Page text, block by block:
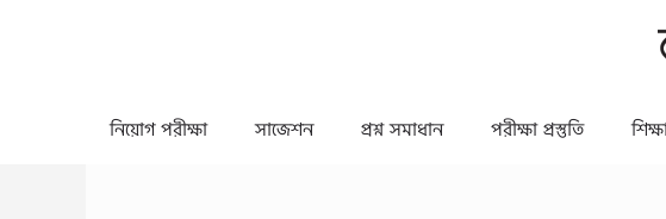
নিয়োগ পরীক্ষা সাজেশন প্রশ্ন সমাধান পরীক্ষা প্রস্তুতি